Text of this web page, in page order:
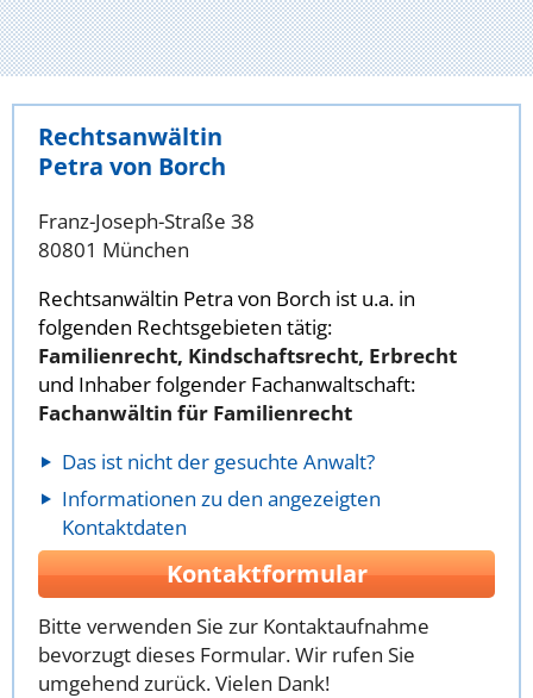
Rechtsanwältin
Petra von Borch
Franz-Joseph-Straße 38
80801 München
Rechtsanwältin Petra von Borch ist u.a. in
folgenden Rechtsgebieten tätig:
Familienrecht, Kindschaftsrecht, Erbrecht
und Inhaber folgender Fachanwaltschaft:
Fachanwältin für Familienrecht
Das ist nicht der gesuchte Anwalt?
Informationen zu den angezeigten
Kontaktdaten
Kontaktformular
Bitte verwenden Sie zur Kontaktaufnahme
bevorzugt dieses Formular. Wir rufen Sie
umgehend zurück. Vielen Dank!